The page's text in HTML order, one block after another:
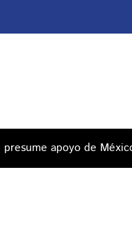
apoyo de